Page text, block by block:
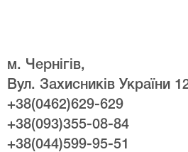
м. Чернігів,
Вул. Захисників України
+38(0462)629-629
+38(093)355-08-84
+38(044)599-95-51